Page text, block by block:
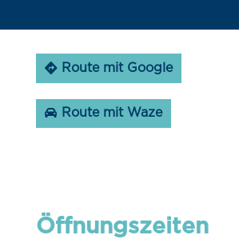
Route mit Google
Route mit Waze
Öffnungszeiten